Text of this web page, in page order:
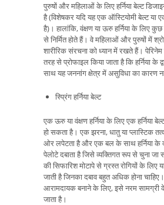
पुरुषों और महिलाओं के लिए हर्निया बेल्ट
है (विशेषकर यदि यह एक ऑस्टियोमी बेल्ट या एक
है)। हालांकि, वंक्षण या ऊरु हर्निया के लिए
से निर्मित होते हैं। वे महिलाओं और पुरुषों में
शारीरिक संरचना को ध्यान में रखते हैं।
तरह से प्रोफाइल किया जाता है कि हर्निया के
साथ यह जननांग क्षेत्र में असुविधा का कारण
स्प्रिंग हर्निया बेल्ट
एक ऊरु या वंक्षण हर्निया के लिए एक हर्निया
हो सकता है। एक झरना, धातु या प्लास्टिक
ओर लपेटता है और एक बल के साथ हर्निया के
पेलोटे दबाता है जिसे व्यक्तिगत रूप से चुना
की सिफारिश मोटापे से ग्रस्त रोगियों के लिए
जाती है जिनका दबाव बहुत अधिक होना
आरामदायक बनाने के लिए, इसे नरम सामग्री
जाता है।